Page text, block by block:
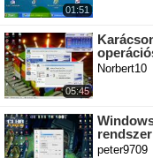
01:51
05:45
Norbert10
peter9709